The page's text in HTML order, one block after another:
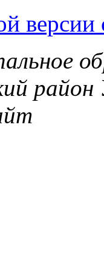
версии
район